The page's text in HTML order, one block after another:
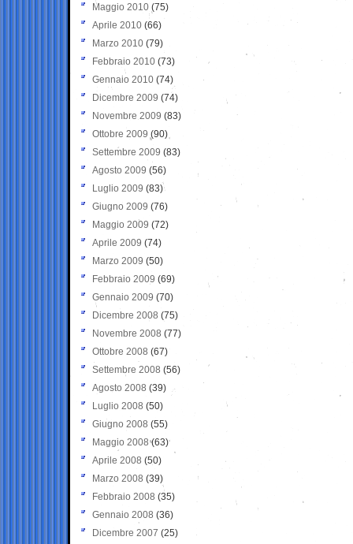
Maggio 2010 (75)
Aprile 2010 (66)
Marzo 2010 (79)
Febbraio 2010 (73)
Gennaio 2010 (74)
Dicembre 2009 (74)
Novembre 2009 (83)
Ottobre 2009 (90)
Settembre 2009 (83)
Agosto 2009 (56)
Luglio 2009 (83)
Giugno 2009 (76)
Maggio 2009 (72)
Aprile 2009 (74)
Marzo 2009 (50)
Febbraio 2009 (69)
Gennaio 2009 (70)
Dicembre 2008 (75)
Novembre 2008 (77)
Ottobre 2008 (67)
Settembre 2008 (56)
Agosto 2008 (39)
Luglio 2008 (50)
Giugno 2008 (55)
Maggio 2008(63)
Aprile 2008 (50)
Marzo 2008 (39)
Febbraio 2008 (35)
Gennaio 2008 (36)
Dicembre 2007 (25)